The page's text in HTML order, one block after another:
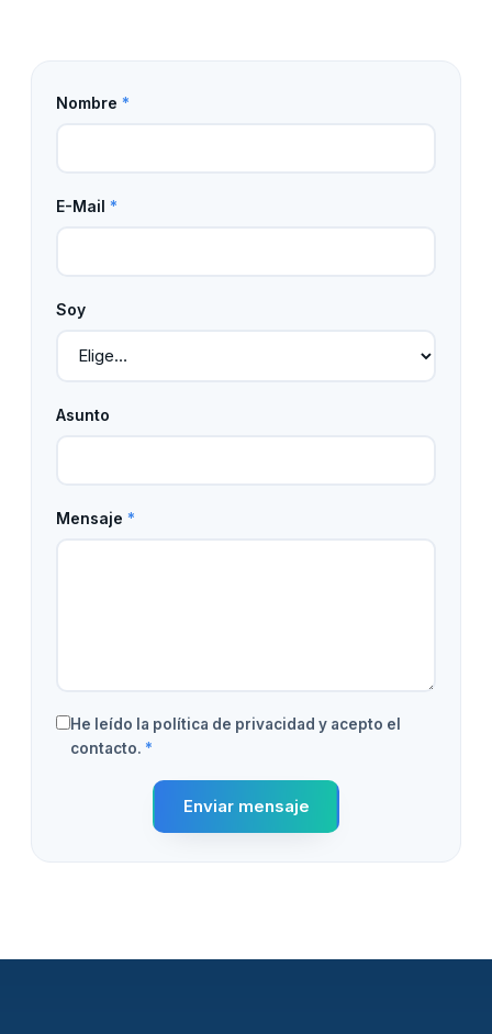
Nombre *
E-Mail *
Soy
Asunto
Mensaje *
He leído la política de privacidad y acepto el
contacto. *
Enviar mensaje